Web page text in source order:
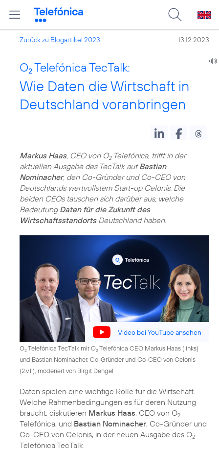
Zurück zu Blogartikel 2023 13.12.2023
O2 Telefónica TecTalk:
Wie Daten die Wirtschaft in
Deutschland voranbringen
Markus Haas, CEO von O2Telefónica, trifft in der
aktuellen Ausgabe des TecTalk aufBastian
Nominacher, den Co-Gründer und Co-CEO von
Deutschlands wertvollstem Start-up Celonis. Die
beiden CEOs tauschen sich darüber aus, welche
Bedeutung Daten für die Zukunft des
WirtschaftsstandortsDeutschland haben.
Video bei YouTube ansehen
O2Telefónica TecTalk mit O2Telefónica CEO Markus Haas (links)
und Bastian Nominacher, Co-Gründer und Co-CEO von Celonis
(2.v.l.), moderiert von Birgit Dengel
Daten spielen eine wichtige Rolle für die Wirtschaft.
Welche Rahmenbedingungen es für deren Nutzung
braucht, diskutieren Markus Haas, CEO von O2
Telefónica, und Bastian Nominacher, Co-Gründer und
Co-CEO von Celonis, in der neuen Ausgabe des O2
Telefónica TecTalk.